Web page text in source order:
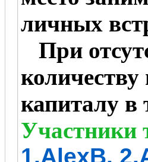
личных
При
капиталу в
Участники
1.AlexB.